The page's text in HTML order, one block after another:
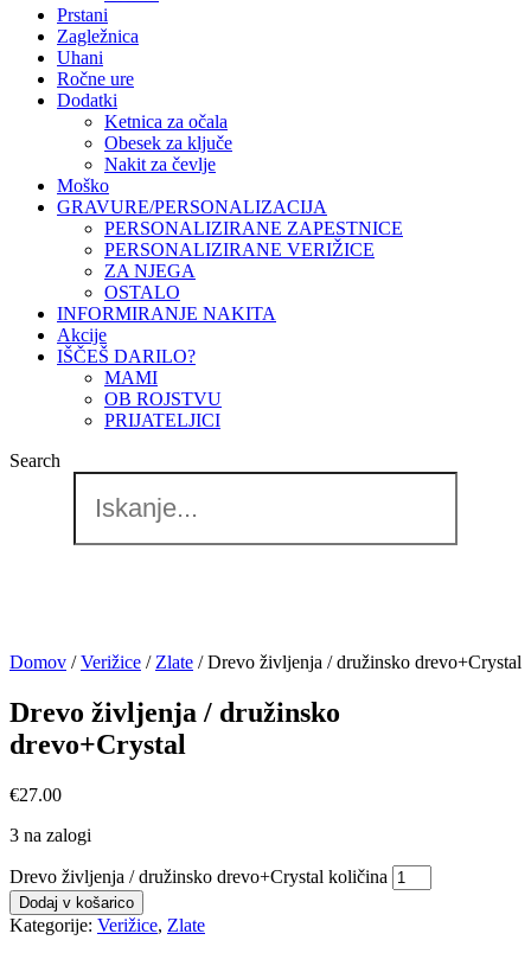
Prstani
Zagležnica
Uhani
Ročne ure
Dodatki
Ketnica za očala
Obesek za ključe
Nakit za čevlje
Moško
GRAVURE/PERSONALIZACIJA
PERSONALIZIRANE ZAPESTNICE
PERSONALIZIRANE VERIŽICE
ZA NJEGA
OSTALO
INFORMIRANJE NAKITA
Akcije
IŠČEŠ DARILO?
MAMI
OB ROJSTVU
PRIJATELJICI
Search
Domov /Verižice / Zlate / Drevo življenja / družinsko drevo+Crystal
Drevo življenja / družinsko
drevo+Crystal
€27.00
3 na zalogi
Drevo življenja / družinsko drevo+Crystal količina
Dodaj v košarico
Kategorije: Verižice, Zlate